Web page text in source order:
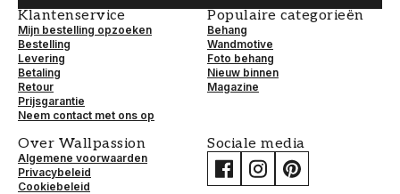
Klantenservice
Mijn bestelling opzoeken
Bestelling
Levering
Betaling
Retour
Prijsgarantie
Neem contact met ons op
Populaire categorieën
Behang
Wandmotive
Foto behang
Nieuw binnen
Magazine
Over Wallpassion
Algemene voorwaarden
Privacybeleid
Cookiebeleid
Sociale media